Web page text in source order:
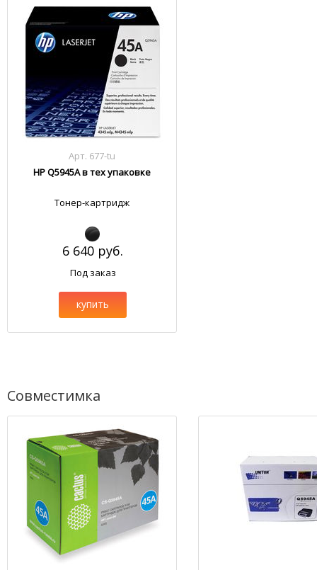
Арт. 677-tu
HP Q5945A в тех упаковке
Тонер-картридж
6 640 руб.
Под заказ
купить
Совместимка